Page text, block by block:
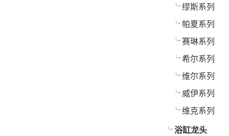
缪斯系列
帕夏系列
赛琳系列
希尔系列
维尔系列
威伊系列
维克系列
浴缸龙头